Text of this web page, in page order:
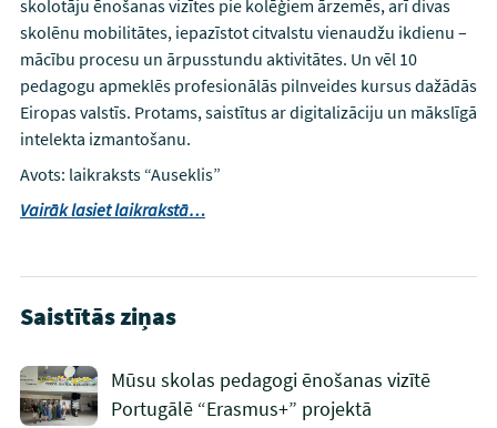
skolotāju ēnošanas vizītes pie kolēģiem ārzemēs, arī divas
skolēnu mobilitātes, iepazīstot citvalstu vienaudžu ikdienu –
mācību procesu un ārpusstundu aktivitātes. Un vēl 10
pedagogu apmeklēs profesionālās pilnveides kursus dažādās
Eiropas valstīs. Protams, saistītus ar digitalizāciju un mākslīgā
intelekta izmantošanu.
Avots: laikraksts “Auseklis”
Vairāk lasiet laikrakstā…
Saistītās ziņas
Mūsu skolas pedagogi ēnošanas vizītē
Portugālē “Erasmus+” projektā